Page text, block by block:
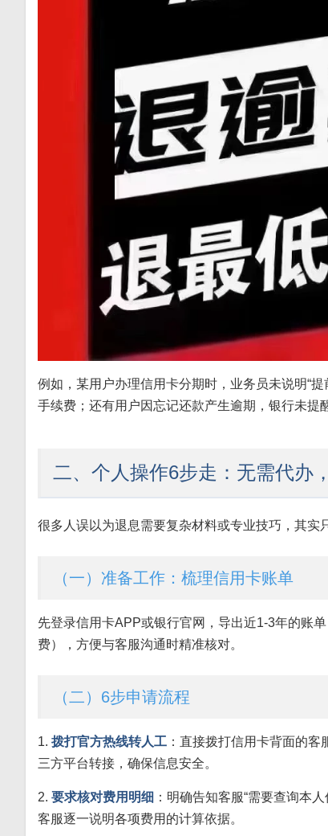
例如，某用户办理信用卡分期时，业务员未说明“
手续费；还有用户因忘记还款产生逾期，银行未提
二、个人操作6步走：无需代办
很多人误以为退息需要复杂材料或专业技巧，其实
（一）准备工作：梳理信用卡账单
先登录信用卡APP或银行官网，导出近1-3年的账
费），方便与客服沟通时精准核对。
（二）6步申请流程
1. 拨打官方热线转人工 ：直接拨打信用卡背面的
三方平台转接，确保信息安全。
2. 要求核对费用明细 ：明确告知客服“需要查询本
客服逐一说明各项费用的计算依据。